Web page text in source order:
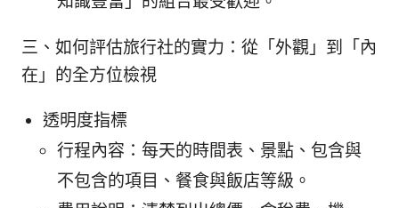
三、如何評估旅行社的實力：從「外觀」到「內
在」的全方位檢視
透明度指標
行程內容：每天的時間表、景點、包含與
不包含的項目、餐食與飯店等級。